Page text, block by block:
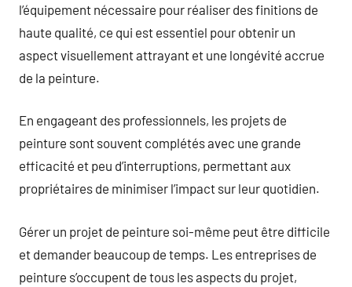
l’équipement nécessaire pour réaliser des finitions de
haute qualité, ce qui est essentiel pour obtenir un
aspect visuellement attrayant et une longévité accrue
de la peinture.
En engageant des professionnels, les projets de
peinture sont souvent complétés avec une grande
efficacité et peu d’interruptions, permettant aux
propriétaires de minimiser l’impact sur leur quotidien.
Gérer un projet de peinture soi-même peut être difficile
et demander beaucoup de temps. Les entreprises de
peinture s’occupent de tous les aspects du projet,